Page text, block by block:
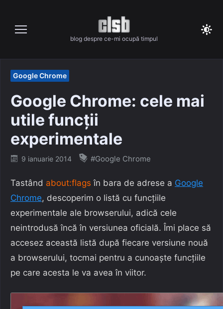
content
blog despre ce-mi ocupă timpul
Google Chrome
Google Chrome: cele mai
utile funcții
experimentale
Posted
9 ianuarie 2014 #Google Chrome
Tastând about:flags în bara de adrese a Google
Chrome, descoperim o listă cu funcțiile
experimentale ale browserului, adică cele
neintrodusă încă în versiunea oficială. Îmi place să
accesez această listă după fiecare versiune nouă
a browserului, tocmai pentru a cunoaște funcțiile
pe care acesta le va avea în viitor.